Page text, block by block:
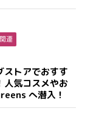
連
ストアでおすす
人気コスメやお
へ潜入！